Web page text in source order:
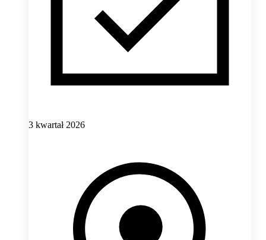
3 kwartał 2026